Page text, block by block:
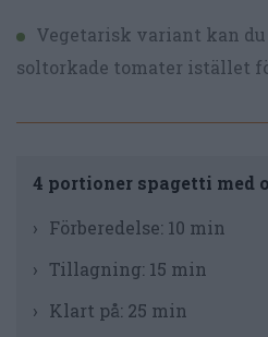
Vegetarisk variant kan du
soltorkade tomater istället
4 portioner spagetti med
Förberedelse: 10 min
Tillagning: 15 min
Klart på: 25 min